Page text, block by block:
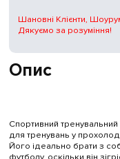
Опис
Спортивний тренувальний
для тренувань у
Його ідеально брати з
Шановні Клієнти,
Дякуємо за розуміння!